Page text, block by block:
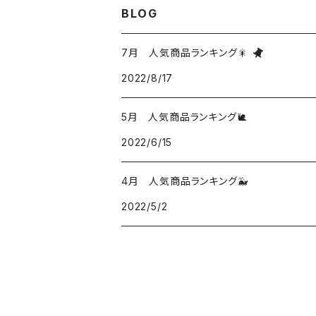
BLOG
7月 人気商品ランキング🎇
2022/8/17
5月 人気商品ランキング🐌
2022/6/15
4月 人気商品ランキング🐳
2022/5/2